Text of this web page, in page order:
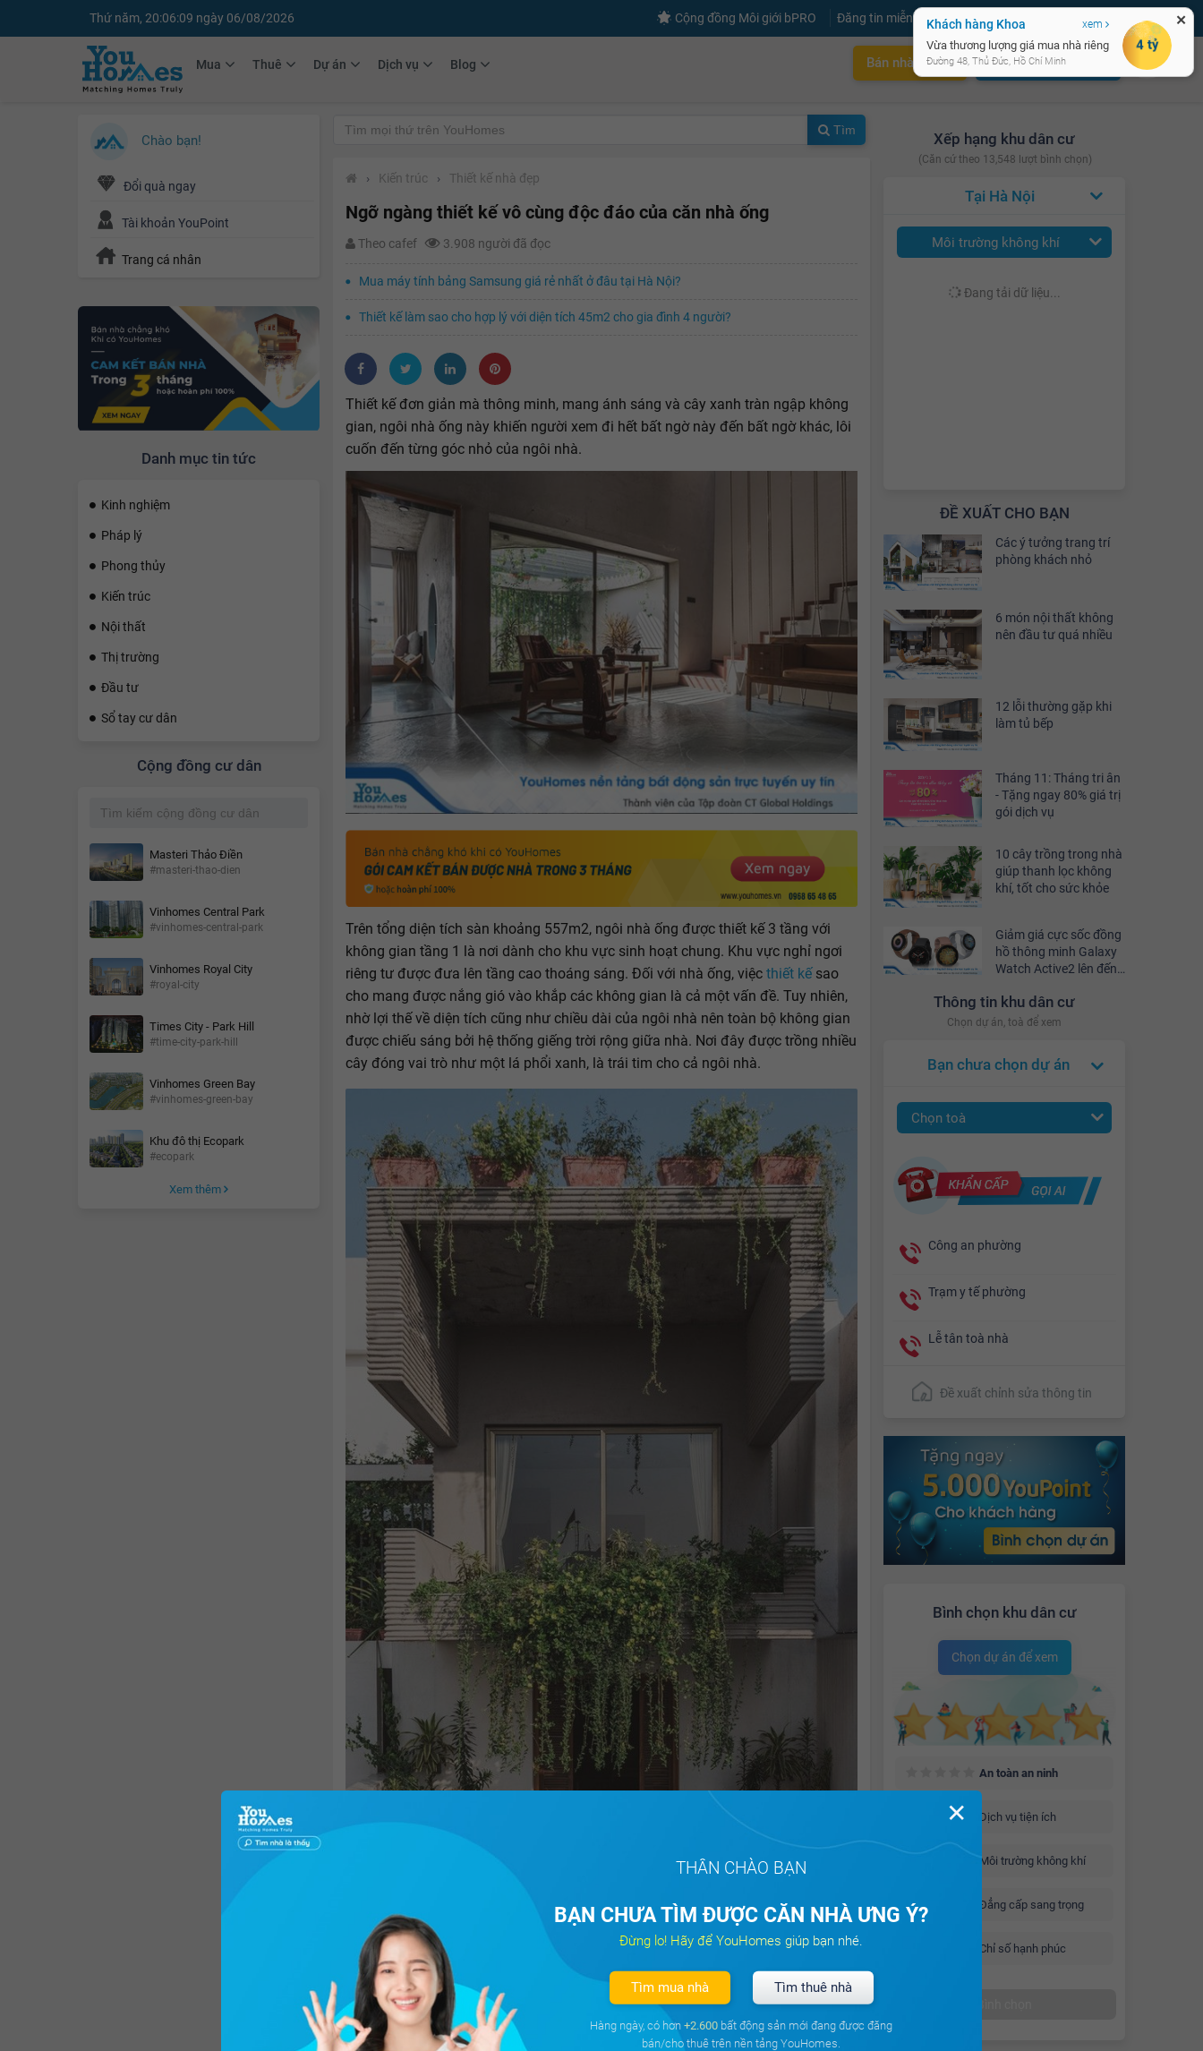
Thứ năm, 20:06:11 ngày 06/08/2026 Cộng đồng Môi giới bPRO Đăng tin miễn phí Đăng ký
Mua Thuê Dự án Dịch vụ Blog Bán nhà nhanh Cho thuê nhà nhanh
Chào bạn!
Đổi quà ngay
Tài khoản YouPoint
Trang cá nhân
Danh mục tin tức
Kinh nghiệm
Pháp lý
Phong thủy
Kiến trúc
Nội thất
Thị trường
Đầu tư
Sổ tay cư dân
Cộng đồng cư dân
Masteri Thảo Điền
#masteri-thao-dien
Vinhomes Central Park
#vinhomes-central-park
Vinhomes Royal City
#royal-city
Times City - Park Hill
#time-city-park-hill
Vinhomes Green Bay
#vinhomes-green-bay
Khu đô thị Ecopark
#ecopark
Xem thêm
Xếp hạng khu dân cư
(Căn cứ theo 13,548 lượt bình chọn)
Hà Nội
Môi trường không khí
Đang tải dữ liệu...
ĐỀ XUẤT CHO BẠN
Các ý tưởng trang trí
phòng khách nhỏ
6 món nội thất không
nên đầu tư quá nhiều
12 lỗi thường gặp khi
làm tủ bếp
Tháng 11: Tháng tri ân
- Tặng ngay 80% giá trị
gói dịch vụ
10 cây trồng trong nhà
giúp thanh lọc không
khí, tốt cho sức khỏe
Giảm giá cực sốc đồng
hồ thông minh Galaxy
Watch Active2 lên đến
Thông tin khu dân cư
Chọn dự án, toà để xem
Bạn chưa chọn dự án
Chọn toà
Công an phường
Trạm y tế phường
Lễ tân toà nhà
Đề xuất chỉnh sửa thông tin
Bình chọn khu dân cư
Chọn dự án để xem
An toàn an ninh
Dịch vụ tiện ích
Môi trường không khí
Đẳng cấp sang trọng
Chỉ số hạnh phúc
Tìm
› Kiến trúc › Thiết kế nhà đẹp
Ngỡ ngàng thiết kế vô cùng độc đáo của căn nhà ống
Theo cafef 3.908 người đã đọc
Mua máy tính bảng Samsung giá rẻ nhất ở đâu tại Hà Nội?
Thiết kế làm sao cho hợp lý với diện tích 45m2 cho gia đình 4 người?
Thiết kế đơn giản mà thông minh, mang ánh sáng và cây xanh tràn ngập không
gian, ngôi nhà ống này khiến người xem đi hết bất ngờ này đến bất ngờ khác, lôi
cuốn đến từng góc nhỏ của ngôi nhà.
Trên tổng diện tích sàn khoảng 557m2, ngôi nhà ống được thiết kế 3 tầng với
không gian tầng 1 là nơi dành cho khu vực sinh hoạt chung. Khu vực nghỉ ngơi
riêng tư được đưa lên tầng cao thoáng sáng. Đối với nhà ống, việc thiết kế sao
cho mang được nắng gió vào khắp các không gian là cả một vấn đề. Tuy nhiên,
nhờ lợi thế về diện tích cũng như chiều dài của ngôi nhà nên toàn bộ không gian
được chiếu sáng bởi hệ thống giếng trời rộng giữa nhà. Nơi đây được trồng nhiều
cây đóng vai trò như một lá phổi xanh, là trái tim cho cả ngôi nhà.
Ngôi nhà ống tuyệt đẹp này nằm ở thành phố Surat, Ấn Độ. Trên tổng diện tích
khoảng 557m2 ngôi nhà được xây 3 tầng với không gian rộng thoáng và tràn
ngập cây xanh.
✕
THÂN CHÀO BẠN
BẠN CHƯA TÌM ĐƯỢC CĂN NHÀ ƯNG Ý?
Đừng lo! Hãy để YouHomes giúp bạn nhé.
Tìm mua nhà Tìm thuê nhà
Hàng ngày, có hơn +2.600 bất động sản mới đang được đăng
bán/cho thuê trên nền tảng YouHomes.
✕
Khách hàng Khoa xem
Vừa thương lượng giá mua nhà riêng
Đường 48, Thủ Đức, Hồ Chí Minh
4 tỷ